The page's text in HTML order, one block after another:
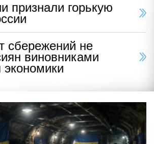
признали горькую
сбережений не
виновниками